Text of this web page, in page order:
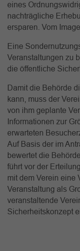
eines
nachträgliche
ersparen. Vom
Eine
Veranstaltungen zu
die öffentliche
Damit die Behörde
kann, muss der
von ihm geplante
Informationen zur
erwarteten
Auf Basis der im
bewertet die
führt vor der
mit dem Verein eine
Veranstaltung als
veranstaltende
Sicherheitskonzept